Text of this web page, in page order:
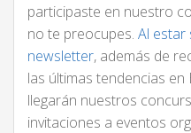
participaste en nuestro
no te preocupes. Al estar
newsletter, además de
las últimas tendencias en
llegarán nuestros
invitaciones a eventos